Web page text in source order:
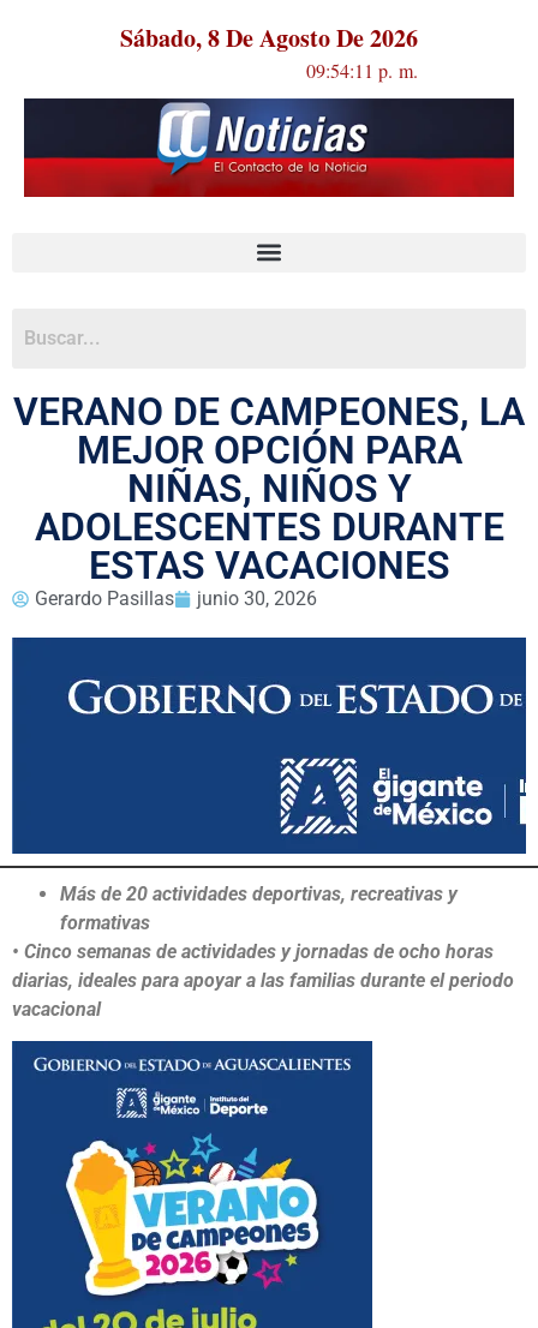
Sábado, 8 De Agosto De 2026
09:54:12 p. m.
VERANO DE CAMPEONES, LA
MEJOR OPCIÓN PARA
NIÑAS, NIÑOS Y
ADOLESCENTES DURANTE
ESTAS VACACIONES
Gerardo Pasillas junio 30, 2026
Más de 20 actividades deportivas, recreativas y
formativas
• Cinco semanas de actividades y jornadas de ocho horas
diarias, ideales para apoyar a las familias durante el periodo
vacacional